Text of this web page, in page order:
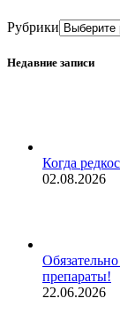
Рубрики
Недавние записи
Когда
02.08.2026
препараты!
22.06.2026